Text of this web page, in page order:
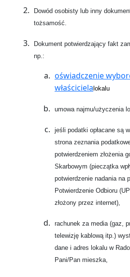
Dowód osobisty lub inny
tożsamość.
Dokument potwierdzający fakt
np.:
oświadczenie
właściciela lokalu
umowa najmu/użyczenia
jeśli podatki opłacane są
strona zeznania
potwierdzeniem złożenia
Skarbowym (pieczątka
potwierdzenie nadania na
Potwierdzenie Odbioru
złożony przez internet),
rachunek za media (gaz,
telewizję kablową itp.)
dane i adres lokalu w
Pani/Pan mieszka,